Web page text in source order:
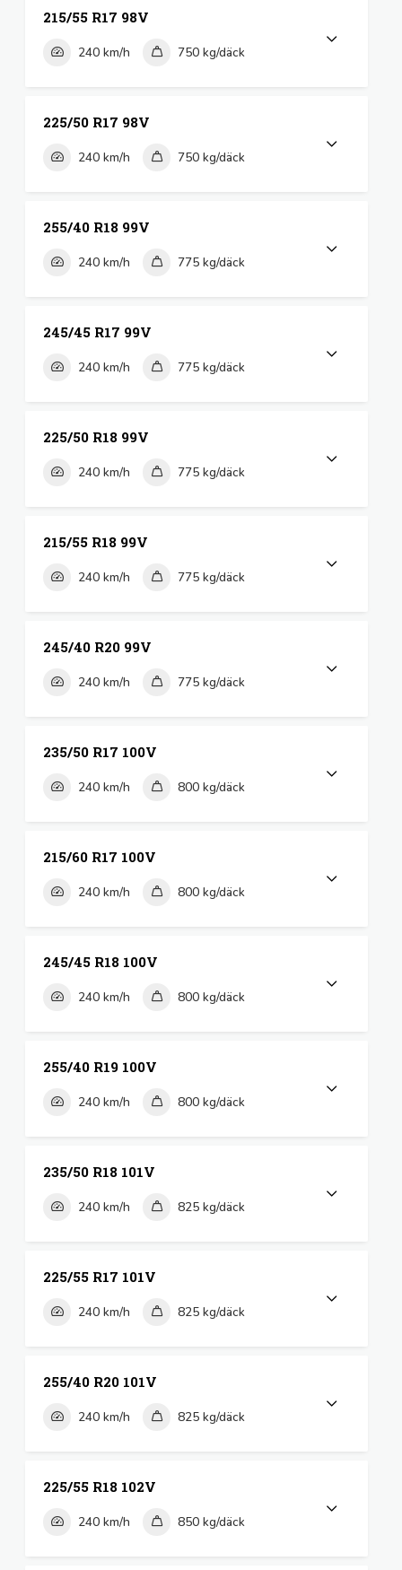
215/55 R17 98V
240 km/h 750 kg/däck
225/50 R17 98V
240 km/h 750 kg/däck
255/40 R18 99V
240 km/h 775 kg/däck
245/45 R17 99V
240 km/h 775 kg/däck
225/50 R18 99V
240 km/h 775 kg/däck
215/55 R18 99V
240 km/h 775 kg/däck
245/40 R20 99V
240 km/h 775 kg/däck
235/50 R17 100V
240 km/h 800 kg/däck
215/60 R17 100V
240 km/h 800 kg/däck
245/45 R18 100V
240 km/h 800 kg/däck
255/40 R19 100V
240 km/h 800 kg/däck
235/50 R18 101V
240 km/h 825 kg/däck
225/55 R17 101V
240 km/h 825 kg/däck
255/40 R20 101V
240 km/h 825 kg/däck
225/55 R18 102V
240 km/h 850 kg/däck